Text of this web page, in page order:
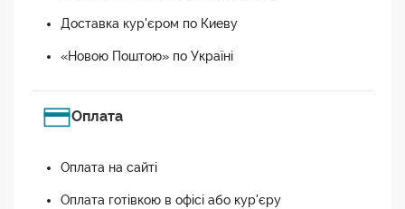
Доставка кур'єром по Киеву
«Новою Поштою» по Україні
Оплата
Оплата на сайті
Оплата готівкою в офісі або кур'єру